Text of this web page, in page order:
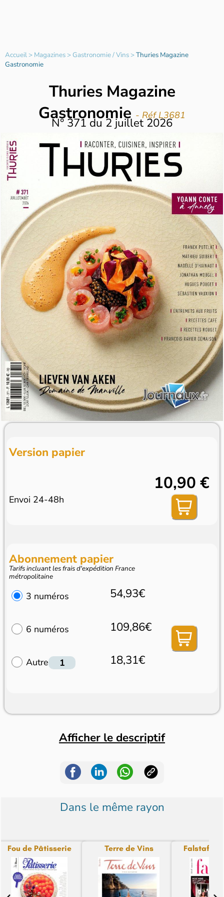
Accueil> Magazines> Gastronomie / Vins>Thuries Magazine
Gastronomie
Thuries Magazine
Gastronomie - Réf L3681
N°371du2 juillet 2026
Version papier
Envoi 24-48h
10,90 €
Abonnement papier
Tarifs incluant les frais d'expédition France
métropolitaine
3 numéros 54,93€
6 numéros 109,86€
Autre 18,31€
Afficher le descriptif
Dans le même rayon
Fou de Pâtisserie Terre de Vins Falstaff